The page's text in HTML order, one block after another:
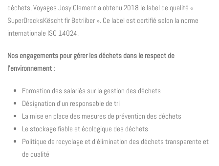
déchets, Voyages Josy Clement a obtenu 2018 le label de qualité «
SuperDrecksKëscht fir Betriiber ». Ce label est certifié selon la norme
internationale ISO 14024.
Nos engagements pour gérer les déchets dans le respect de
l’environnement :
Formation des salariés sur la gestion des déchets
Désignation d’un responsable de tri
La mise en place des mesures de prévention des déchets
Le stockage fiable et écologique des déchets
Politique de recyclage et d’élimination des déchets transparente et
de qualité